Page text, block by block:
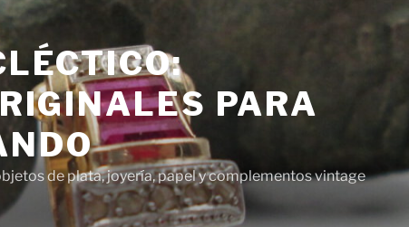
PARA
de plata, joyería, papel y complementos vintage